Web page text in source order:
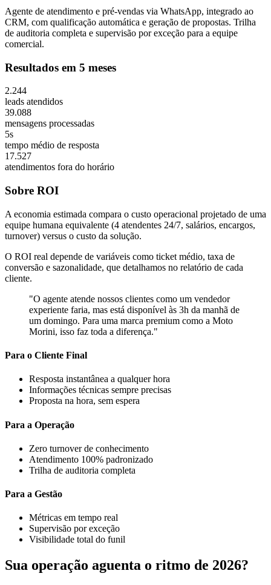
Agente de atendimento e pré-vendas via WhatsApp, integrado ao
CRM, com qualificação automática e geração de propostas. Trilha
de auditoria completa e supervisão por exceção para a equipe
comercial.
Resultados em 5 meses
2.244
leads atendidos
39.088
mensagens processadas
5s
tempo médio de resposta
17.527
atendimentos fora do horário
Sobre ROI
A economia estimada compara o custo operacional projetado de uma
equipe humana equivalente (4 atendentes 24/7, salários, encargos,
turnover) versus o custo da solução.
O ROI real depende de variáveis como ticket médio, taxa de
conversão e sazonalidade, que detalhamos no relatório de cada
cliente.
"O agente atende nossos clientes como um vendedor
experiente faria, mas está disponível às 3h da manhã de
um domingo. Para uma marca premium como a Moto
Morini, isso faz toda a diferença."
Para o Cliente Final
Resposta instantânea a qualquer hora
Informações técnicas sempre precisas
Proposta na hora, sem espera
Para a Operação
Zero turnover de conhecimento
Atendimento 100% padronizado
Trilha de auditoria completa
Para a Gestão
Métricas em tempo real
Supervisão por exceção
Visibilidade total do funil
Sua operação aguenta o ritmo de 2026?